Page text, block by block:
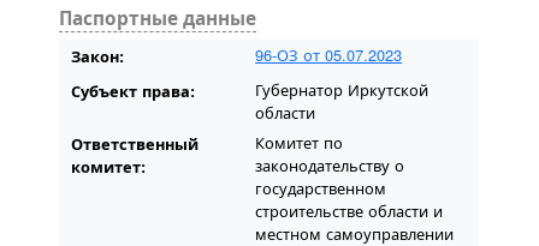
Паспортные данные
Закон: 96-ОЗ от 05.07.2023
Субъект права:
Губернатор Иркутской
области
Ответственный
комитет:
Комитет по
законодательству о
государственном
строительстве области и
местном самоуправлении